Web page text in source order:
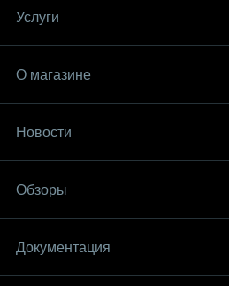
Услуги
О магазине
Новости
Обзоры
Документация